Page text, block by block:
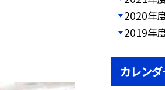
2020年
2019年
カレン